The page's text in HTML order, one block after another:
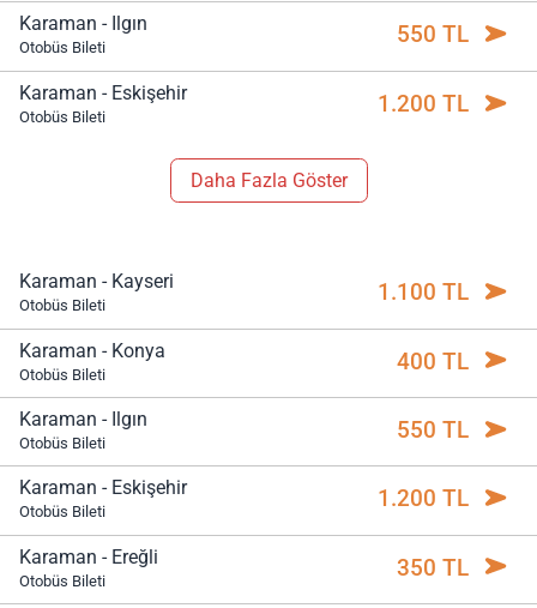
Karaman - Ilgın
Otobüs Bileti 550 TL
Karaman - Eskişehir
Otobüs Bileti 1.200 TL
Daha Fazla Göster
Karaman - Kayseri
Otobüs Bileti 1.100 TL
Karaman - Konya
Otobüs Bileti 400 TL
Karaman - Ilgın
Otobüs Bileti 550 TL
Karaman - Eskişehir
Otobüs Bileti 1.200 TL
Karaman - Ereğli
Otobüs Bileti 350 TL